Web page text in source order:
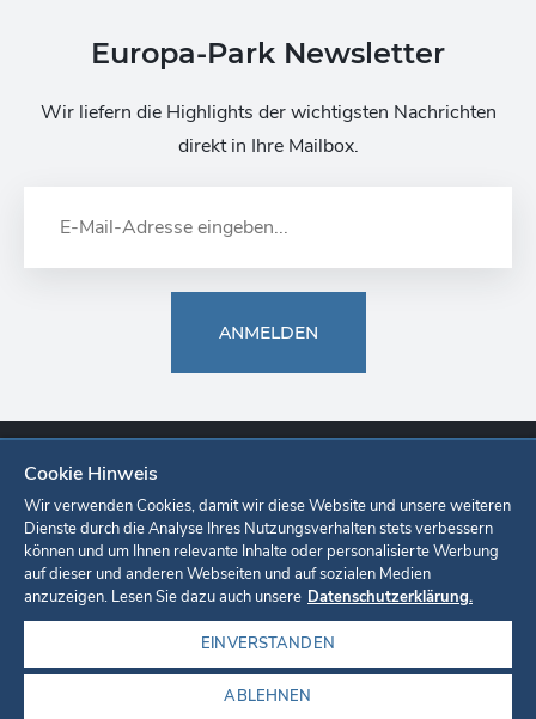
Europa-Park Newsletter
Wir liefern die Highlights der wichtigsten Nachrichten
direkt in Ihre Mailbox.
ANMELDEN
Europa-Park Ticketshop Onlineshop Karriere Unternehmen
Datenschutzerklärung Cookie-Einstellungen Impressum
Cookie Hinweis
Wir verwenden Cookies, damit wir diese Website und unsere weiteren
Dienste durch die Analyse Ihres Nutzungsverhalten stets verbessern
können und um Ihnen relevante Inhalte oder personalisierte Werbung
auf dieser und anderen Webseiten und auf sozialen Medien
anzuzeigen. Lesen Sie dazu auch unsere Datenschutzerklärung.
EINVERSTANDEN
ABLEHNEN